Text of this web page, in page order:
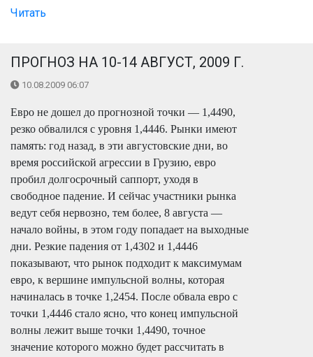
Читать
ПРОГНОЗ НА 10-14 АВГУСТ, 2009 Г.
10.08.2009 06:07
Евро не дошел до прогнозной точки — 1,4490,
резко обвалился с уровня 1,4446. Рынки имеют
память: год назад, в эти августовские дни, во
время российской агрессии в Грузию, евро
пробил долгосрочный саппорт, уходя в
свободное падение. И сейчас участники рынка
ведут себя нервозно, тем более, 8 августа —
начало войны, в этом году попадает на выходные
дни. Резкие падения от 1,4302 и 1,4446
показывают, что рынок подходит к максимумам
евро, к вершине импульсной волны, которая
начиналась в точке 1,2454. После обвала евро с
точки 1,4446 стало ясно, что конец импульсной
волны лежит выше точки 1,4490, точное
значение которого можно будет рассчитать в